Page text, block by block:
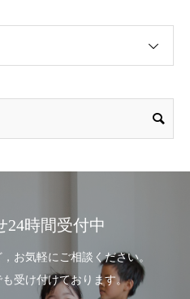
24時間受付中
お気軽にご相談ください。
受け付けております。